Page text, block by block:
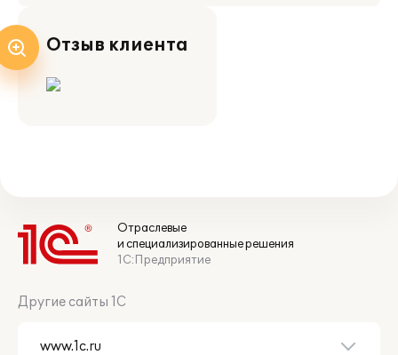
Отзыв клиента
Отраслевые
и специализированные решения
1С:Предприятие
Другие сайты 1С